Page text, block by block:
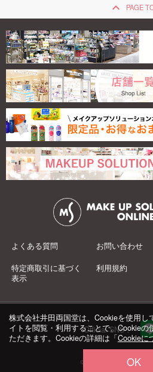
keyboard_arrow_up PAGE
よくある質問 お問い合わせ
特定商取引に基づく
表示
利用規約
Official SNS：
© 井田両国堂 Co.,Ltd.All
株式会社井田両国堂は、Cookieを使用
イトを閲覧・利用することで、Cookie
ただきます。Cookieの詳細は「Cookieに
OK